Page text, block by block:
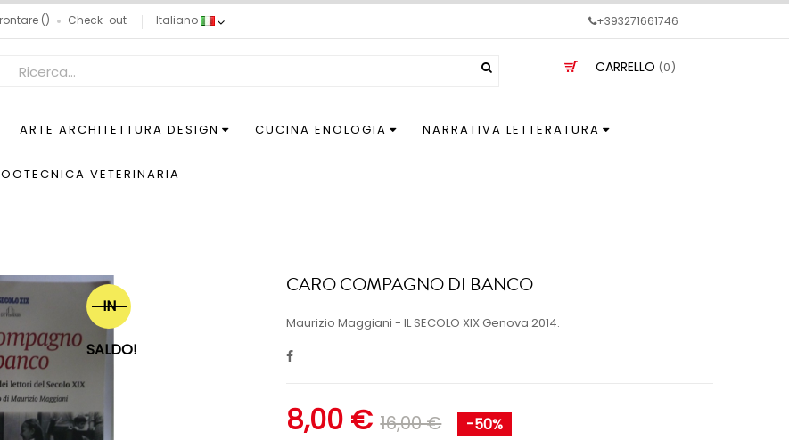
Check-out Italiano +393271661746
CARRELLO (0)
ARTE ARCHITETTURA DESIGN CUCINA ENOLOGIA NARRATIVA LETTERATURA
VETERINARIA
IN
SALDO!
CARO COMPAGNO DI BANCO
Maurizio Maggiani - IL SECOLO XIX Genova 2014.
8,00 €16,00 € -50%